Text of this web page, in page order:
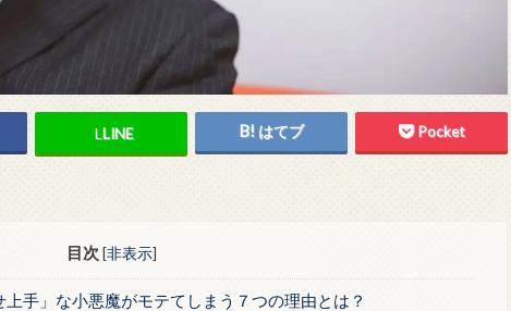
LLINE はてブ Pocket
目次 [非表示]
手」な小悪魔がモテてしまう７つの理由とは？